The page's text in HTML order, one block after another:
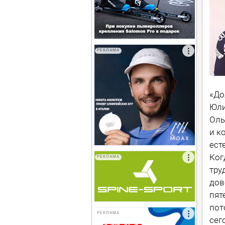
РЕКЛАМА
РЕКЛАМА
РЕКЛАМА
и